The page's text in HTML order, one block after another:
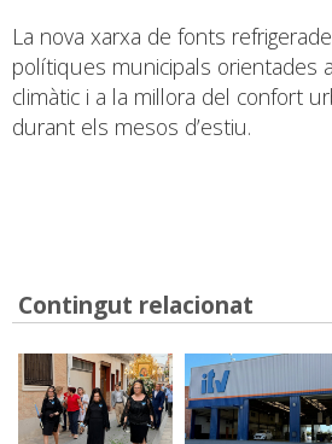
La nova xarxa de fonts
polítiques municipals orientades
climàtic i a la millora del confort
durant els mesos d’estiu.
Contingut relacionat